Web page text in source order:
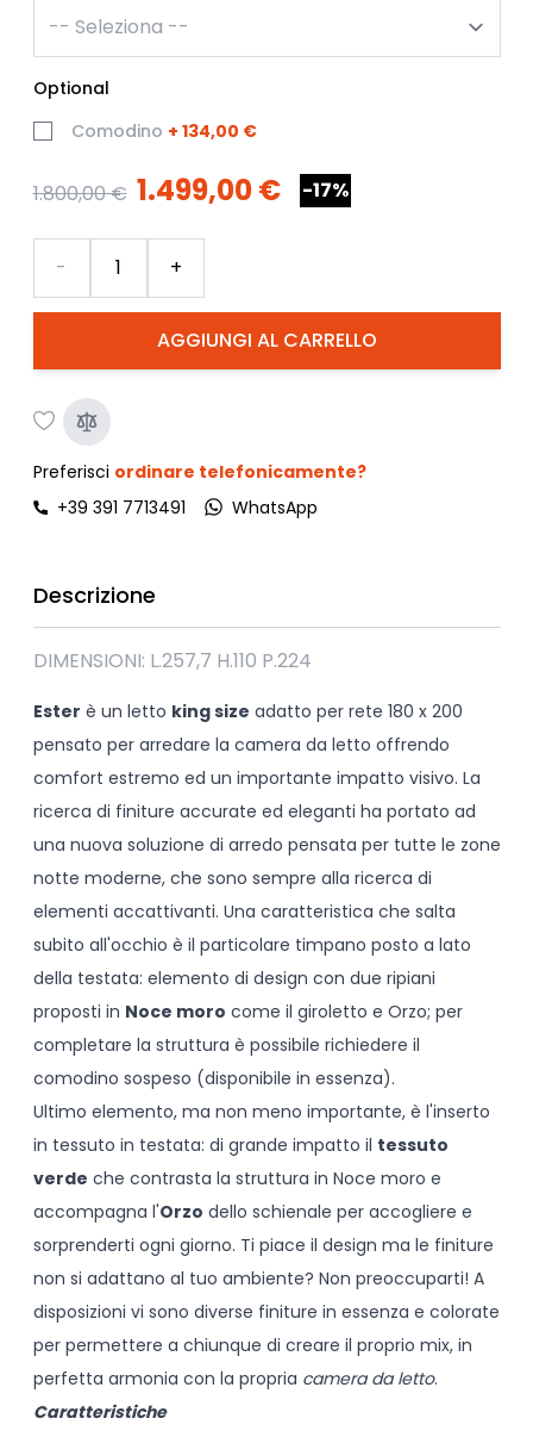
Optional
Comodino + 134,00 €
1.800,00 € 1.499,00 € -17%
AGGIUNGI AL CARRELLO
- +
Preferisci ordinare telefonicamente?
+39 391 7713491
WhatsApp
Descrizione
DIMENSIONI: L.257,7 H.110 P.224
Ester è un letto king size adatto per rete 180 x 200
pensato per arredare la camera da letto offrendo
comfort estremo ed un importante impatto visivo. La
ricerca di finiture accurate ed eleganti ha portato ad
una nuova soluzione di arredo pensata per tutte le zone
notte moderne, che sono sempre alla ricerca di
elementi accattivanti. Una caratteristica che salta
subito all'occhio è il particolare timpano posto a lato
della testata: elemento di design con due ripiani
proposti in Noce moro come il giroletto e Orzo; per
completare la struttura è possibile richiedere il
comodino sospeso (disponibile in essenza).
Ultimo elemento, ma non meno importante, è l'inserto
in tessuto in testata: di grande impatto il tessuto
verde che contrasta la struttura in Noce moro e
accompagna l'Orzo dello schienale per accogliere e
sorprenderti ogni giorno. Ti piace il design ma le finiture
non si adattano al tuo ambiente? Non preoccuparti! A
disposizioni vi sono diverse finiture in essenza e colorate
per permettere a chiunque di creare il proprio mix, in
perfetta armonia con la propria camera da letto.
Caratteristiche